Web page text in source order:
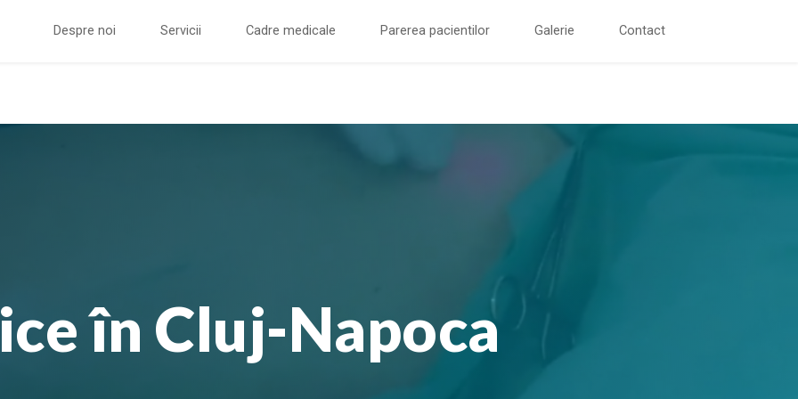
Despre noi Servicii Cadre medicale Parerea pacientilor Galerie Contact
în Cluj-Napoca